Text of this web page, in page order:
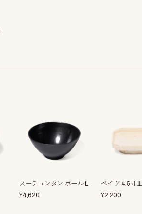
スーチョンタン ボール L
¥4,620
ペイヴ 4.5寸
¥2,200